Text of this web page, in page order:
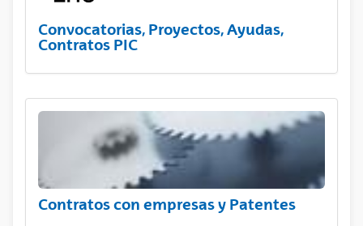
Convocatorias, Proyectos, Ayudas,
Contratos PIC
Contratos con empresas y Patentes